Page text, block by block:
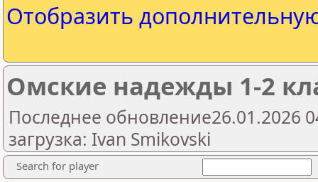
Отобразить
Омские надежды 1-2
Последнее обновление26.01.2026
загрузка: Ivan Smikovski
Search for player